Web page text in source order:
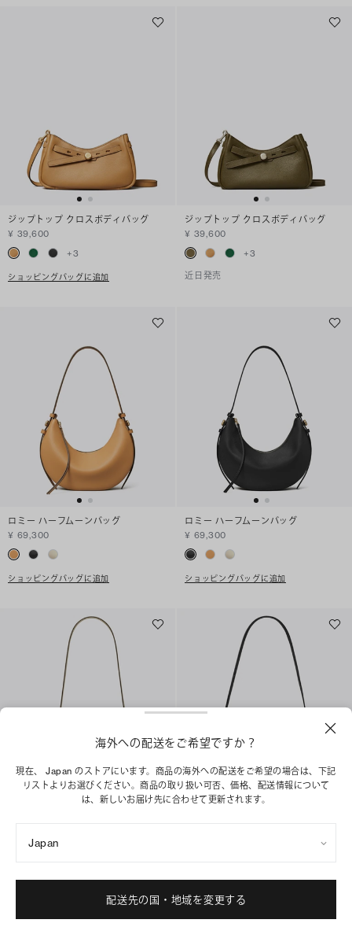
ジップトップ クロスボディバッグ
¥ 39,600
+3
ショッピングバッグに追加
ジップトップ クロスボディバッグ
¥ 39,600
+3
近日発売
ロミー ハーフムーンバッグ
¥ 69,300
ショッピングバッグに追加
ロミー ハーフムーンバッグ
¥ 69,300
ショッピングバッグに追加
ショッピングバッグに追加
ベストセラー
ショッピングバッグに追加
海外への配送をご希望ですか？
現在、 Japan のストアにいます。商品の海外への配送をご希望の場合は、下記
リストよりお選びください。商品の取り扱い可否、価格、配送情報について
は、新しいお届け先に合わせて更新されます。
Japan
配送先の国・地域を変更する